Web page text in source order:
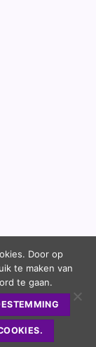
Door op
te maken van
te gaan.